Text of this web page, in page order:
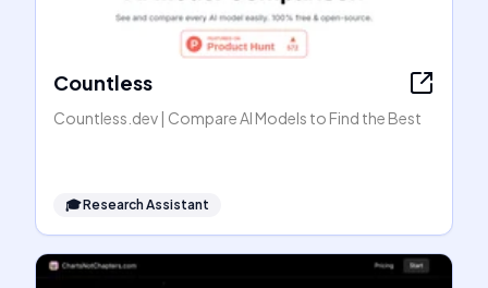
Countless
Countless.dev | Compare AI Models to Find the Best
🎓Research Assistant